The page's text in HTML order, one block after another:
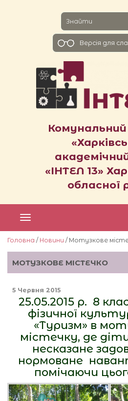
«ІНТЕЛ 13»
обласної
Версiя для
Головна / Новини / Мотузкове
МОТУЗКОВЕ МІСТЕЧКО
5 Червня 2015
25.05.2015 р. 8
фізичної
«Туризм» в
містечку, де
несказане
нормоване
помічаючи